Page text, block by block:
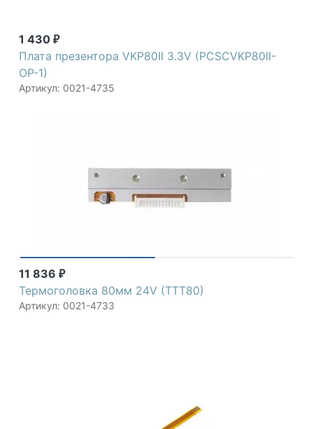
1 430 ₽
Плата презентора VKP80II 3.3V (PCSCVKP80II-
OP-1)
Артикул: 0021-4735
11 836 ₽
Термоголовка 80мм 24V (TTT80)
Артикул: 0021-4733